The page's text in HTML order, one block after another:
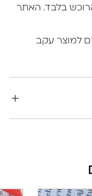
הרוכש בלבד. האתר
למוצר עקב